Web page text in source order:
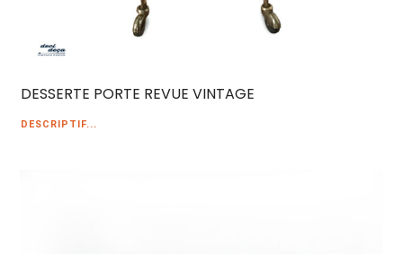
DESSERTE PORTE REVUE VINTAGE
DESCRIPTIF...